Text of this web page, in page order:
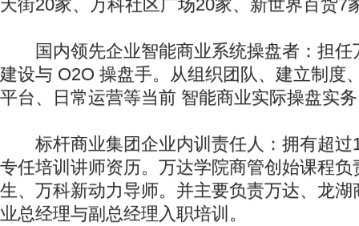
天街20家、万科社区广场20家、新世界百货7
国内领先企业智能商业系统操盘者：担任
建设与 O2O 操盘手。从组织团队、建立制度
平台、日常运营等当前 智能商业实际操盘实
标杆商业集团企业内训责任人：拥有超过
专任培训讲师资历。万达学院商管创始课程负
生、万科新动力导师。并主要负责万达、龙
业总经理与副总经理入职培训。